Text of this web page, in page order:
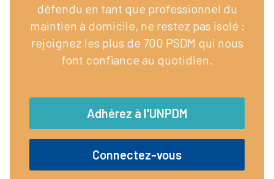
défendu en tant que professionnel du
maintien à domicile, ne restez pas isolé :
rejoignez les plus de 700 PSDM qui nous
font confiance au quotidien.
Adhérez à l'UNPDM
Connectez-vous